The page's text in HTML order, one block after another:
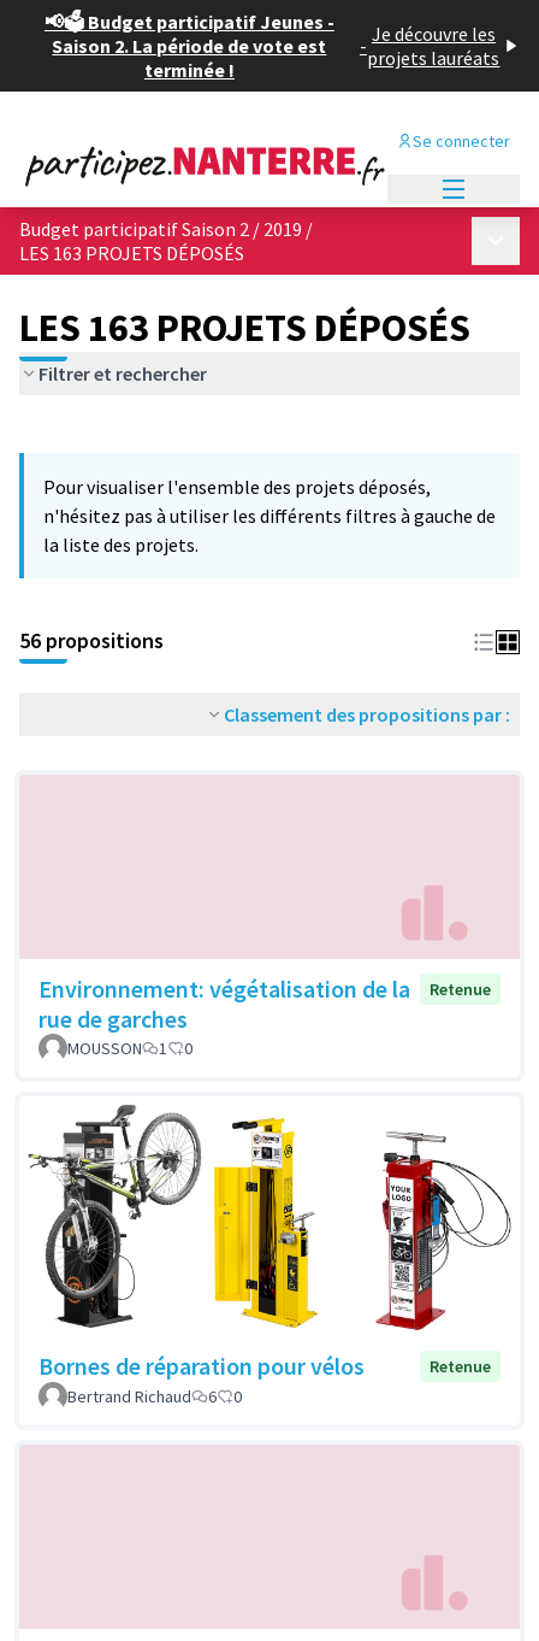
📢🗳️ Budget participatif Jeunes -
Saison 2. La période de vote est
terminée !
- Je découvre les
projets lauréats
Se connecter
Budget participatif Saison 2 / 2019 /
LES 163 PROJETS DÉPOSÉS
LES 163 PROJETS DÉPOSÉS
Filtrer et rechercher
−
Pour visualiser l'ensemble des projets déposés,
n'hésitez pas à utiliser les différents filtres à gauche de
la liste des projets.
56 propositions
Classement des propositions par :
Environnement: végétalisation de la
rue de garches
Retenue
MOUSSON 1 0
Bornes de réparation pour vélos
Retenue
Bertrand Richaud
6 0